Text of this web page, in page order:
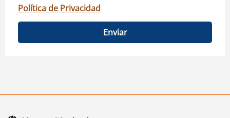
Política de Privacidad
Enviar